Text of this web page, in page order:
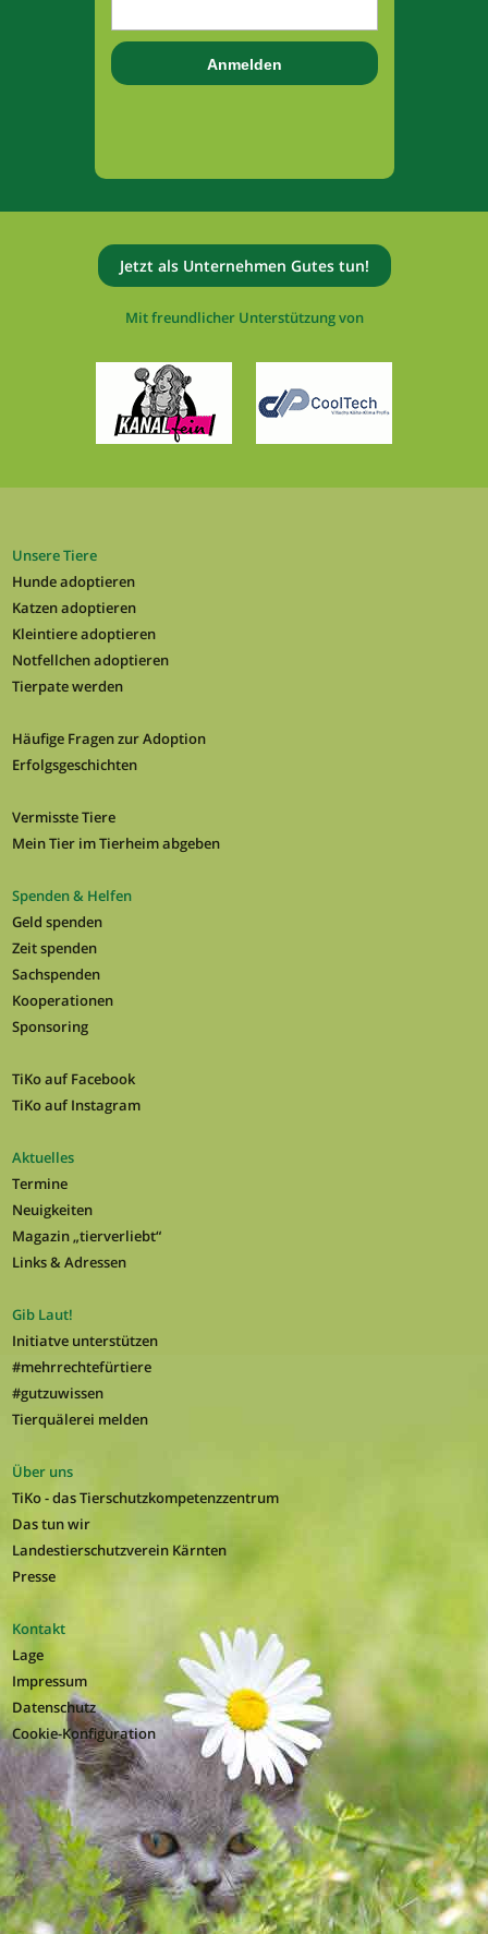
Jetzt als Unternehmen Gutes tun!
Mit freundlicher Unterstützung von
Unsere Tiere
Hunde adoptieren
Katzen adoptieren
Kleintiere adoptieren
Notfellchen adoptieren
Tierpate werden
Häufige Fragen zur Adoption
Erfolgsgeschichten
Vermisste Tiere
Mein Tier im Tierheim abgeben
Spenden & Helfen
Geld spenden
Zeit spenden
Sachspenden
Kooperationen
Sponsoring
TiKo auf Facebook
TiKo auf Instagram
Aktuelles
Termine
Neuigkeiten
Magazin „tierverliebt“
Links & Adressen
Gib Laut!
Initiatve unterstützen
#mehrrechtefürtiere
#gutzuwissen
Tierquälerei melden
Über uns
TiKo - das Tierschutzkompetenzzentrum
Das tun wir
Landestierschutzverein Kärnten
Presse
Kontakt
Lage
Impressum
Datenschutz
Cookie-Konfiguration